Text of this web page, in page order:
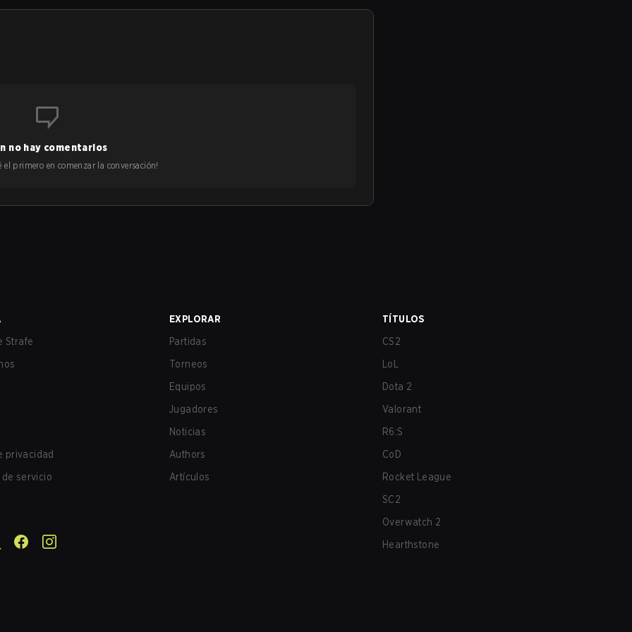
no hay comentarios
el primero en comenzar la conversación!
Strafe
privacidad
servicio
EXPLORAR
Partidas
Torneos
Equipos
Jugadores
Noticias
Authors
Artículos
TÍTULOS
CS2
LoL
Dota 2
Valorant
R6:S
CoD
Rocket League
SC2
Overwatch 2
Hearthstone